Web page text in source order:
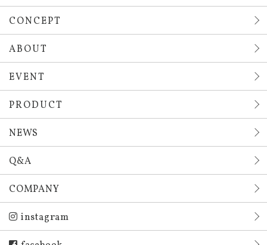
CONCEPT
ABOUT
EVENT
PRODUCT
NEWS
Q&A
COMPANY
instagram